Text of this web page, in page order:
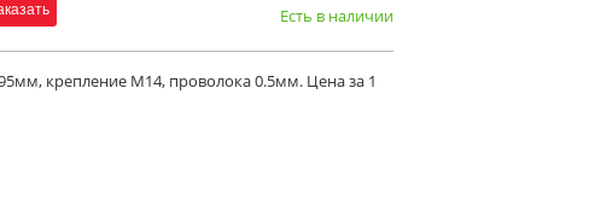
Есть в наличии
крепление М14, проволока 0.5мм. Цена за 1